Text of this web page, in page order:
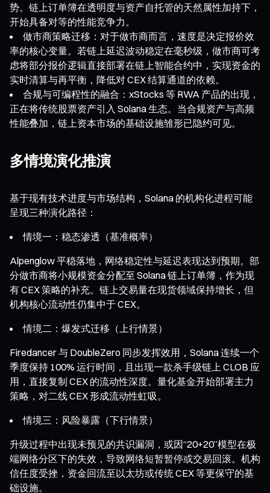
势。链上订单簿在透明度与资产自托管的天然属性加持下，
开始具备对等的性能竞争力。
做市商策略迁移：对于做市商而言，速度是决定报价效
率的核心变量。若链上延迟波动稳定在毫秒级，做市商可考
虑将部分报价逻辑直接部署在链上智能合约中，实现资金的
实时清算与再平衡，降低对 CEX 结算通道的依赖。
合规与可编程性的融合：xStocks 等 RWA 产品的出现，
正在将传统股票资产引入 Solana 生态。当合规资产与高频
性能叠加，链上资本市场的基础设施雏形已隐约可见。
多情境演化推演
基于现有技术进度与市场结构，Solana 的机构化进程可能
呈现三种演化路径：
情境一：稳态渗透（基准概率）
Alpenglow 平稳落地，网络稳定性与延迟表现达到预期。部
分做市商将小规模资金分配至 Solana 链上订单簿，作为现
有 CEX 策略的补充。链上交易量在现货领域保持增长，但
机构核心流动性仍集中于 CEX。
情境二：爆发式迁移（上行情景）
Firedancer 与 DoubleZero 同步发挥效用，Solana 连续一个
季度保持 100% 运行时间，且出现一款杀手级链上 CLOB 应
用，直接复制 CEX 的流动性深度。量化基金开始部署主力
策略，对二线 CEX 形成流动性虹吸。
情境三：风险暴露（下行情景）
升级过程中出现未预见的共识漏洞，或因“20+20”模型在极
端网络分区下的失效，导致网络短暂暂停或交易回滚。机构
信任度受挫，资金回流至以太坊或传统 CEX 等更保守的基
础设施。